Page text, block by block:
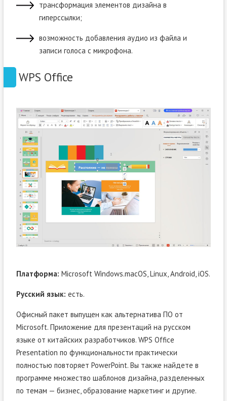
трансформация элементов дизайна в
гиперссылки;
возможность добавления аудио из файла и
записи голоса с микрофона.
WPS Office
Платформа: Microsoft Windows.macOS, Linux, Android, iOS.
Русский язык: есть.
Офисный пакет выпущен как альтернатива ПО от
Microsoft. Приложение для презентаций на русском
языке от китайских разработчиков. WPS Office
Presentation по функциональности практически
полностью повторяет PowerPoint. Вы также найдете в
программе множество шаблонов дизайна, разделенных
по темам — бизнес, образование маркетинг и другие.